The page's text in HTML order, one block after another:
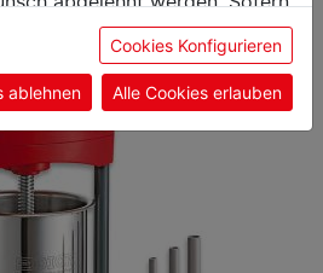
nutzen, geben Sie
Cookies.
Cookies Konfigurieren
ablehnen Alle Cookies erlauben